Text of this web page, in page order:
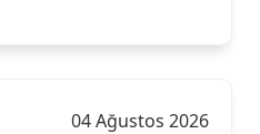
04 Ağustos 2026